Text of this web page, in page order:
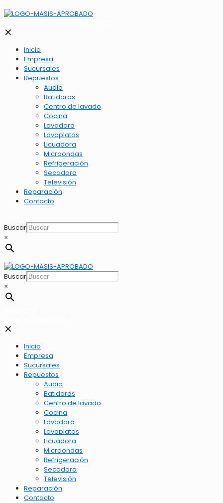
✕
Inicio
Empresa
Sucursales
Repuestos
Audio
Batidoras
Centro de lavado
Cocina
Lavadora
Lavaplatos
Licuadora
Microondas
Refrigeración
Secadora
Televisión
Reparación
Contacto
Buscar
×
Buscar
×
✕
Inicio
Empresa
Sucursales
Repuestos
Audio
Batidoras
Centro de lavado
Cocina
Lavadora
Lavaplatos
Licuadora
Microondas
Refrigeración
Secadora
Televisión
Reparación
Contacto